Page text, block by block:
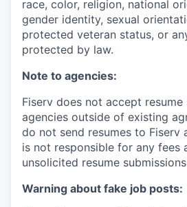
race, color, religion, national
gender identity, sexual
protected veteran status, or
protected by law.
Note to agencies:
Fiserv does not accept
agencies outside of existing
do not send resumes to Fiserv
is not responsible for any fees
unsolicited resume
Warning about fake job posts: